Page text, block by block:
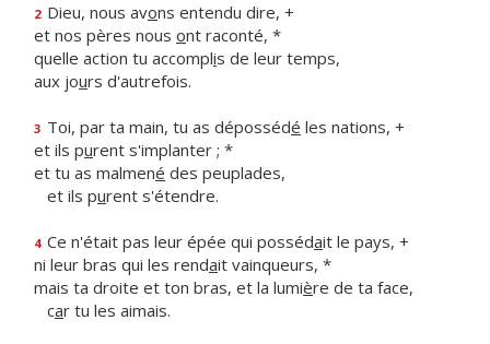
2 Dieu, nous avons entendu dire, +
et nos pères nous ont raconté, *
quelle action tu accomplis de leur temps,
aux jours d'autrefois.
3 Toi, par ta main, tu as dépossédé les nations, +
et ils purent s'implanter ; *
et tu as malmené des peuplades,
et ils purent s'étendre.
4 Ce n'était pas leur épée qui possédait le pays, +
ni leur bras qui les rendait vainqueurs, *
mais ta droite et ton bras, et la lumière de ta face,
car tu les aimais.